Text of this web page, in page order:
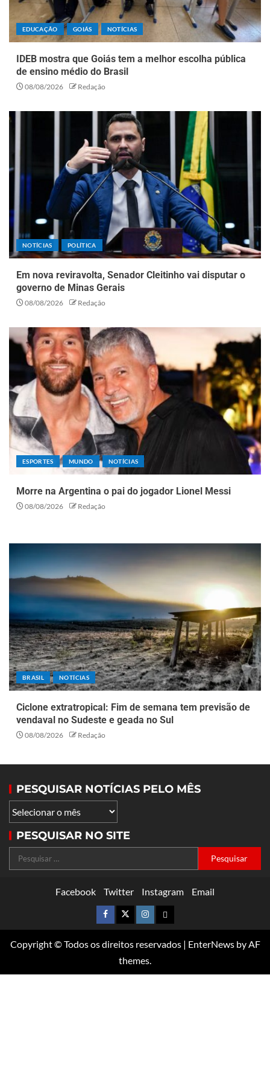
EDUCAÇÃO GOIÁS NOTÍCIAS
IDEB mostra que Goiás tem a melhor escolha pública
de ensino médio do Brasil
08/08/2026 Redação
NOTÍCIAS POLÍTICA
Em nova reviravolta, Senador Cleitinho vai disputar o
governo de Minas Gerais
08/08/2026 Redação
ESPORTES MUNDO NOTÍCIAS
Morre na Argentina o pai do jogador Lionel Messi
08/08/2026 Redação
BRASIL NOTÍCIAS
Ciclone extratropical: Fim de semana tem previsão de
vendaval no Sudeste e geada no Sul
08/08/2026 Redação
PESQUISAR NOTÍCIAS PELO MÊS
PESQUISAR NO SITE
Facebook Twitter Instagram Email
Copyright © Todos os direitos reservados | EnterNewsby AF
themes.